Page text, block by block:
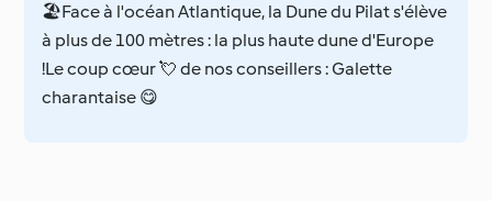
🏖️Face à l'océan Atlantique, la Dune du Pilat s'élève
à plus de 100 mètres : la plus haute dune d'Europe
!Le coup cœur 💘 de nos conseillers : Galette
charantaise 😋